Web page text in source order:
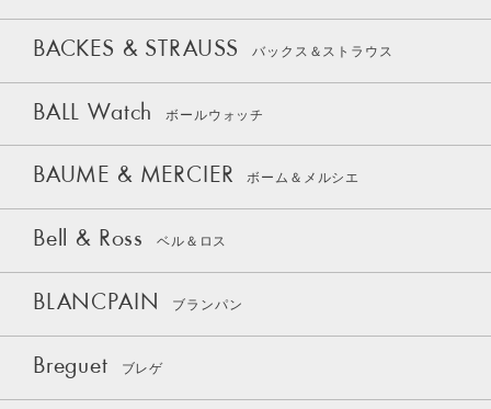
BACKES & STRAUSS バックス＆ストラウス
BALL Watch ボールウォッチ
BAUME & MERCIER ボーム＆メルシエ
Bell & Ross ベル＆ロス
BLANCPAIN ブランパン
Breguet ブレゲ